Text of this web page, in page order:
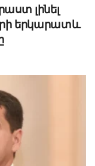
լինել
երկարատև